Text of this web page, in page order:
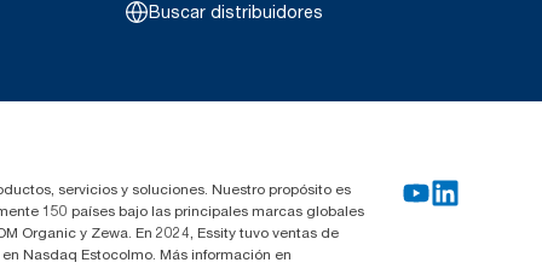
Buscar distribuidores
servicios y soluciones. Nuestro propósito es
150 países bajo las principales marcas globales
Organic y Zewa. En 2024, Essity tuvo ventas de
Nasdaq Estocolmo. Más información en